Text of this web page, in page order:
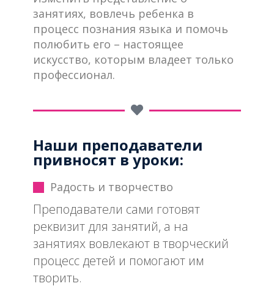
занятиях, вовлечь ребенка в
процесс познания языка и помочь
полюбить его – настоящее
искусство, которым владеет только
профессионал.
Наши преподаватели
привносят в уроки:
Радость и творчество
Преподаватели сами готовят
реквизит для занятий, а на
занятиях вовлекают в творческий
процесс детей и помогают им
творить.